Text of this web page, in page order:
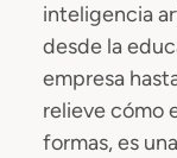
inteligencia
desde la
empresa
relieve cómo
formas, es